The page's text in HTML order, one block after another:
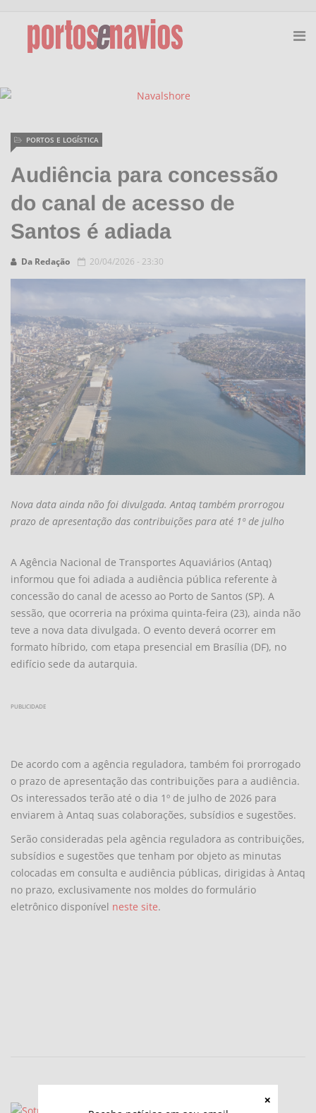
Audiência para concessão
do canal de acesso de
Santos é adiada
Da Redação
PORTOS E LOGÍSTICA
20/04/2026 - 23:30
Nova data ainda não foi divulgada. Antaq também prorrogou
prazo de apresentação das contribuições para até 1º de julho
A Agência Nacional de Transportes Aquaviários (Antaq)
informou que foi adiada a audiência pública referente à
concessão do canal de acesso ao Porto de Santos (SP). A
sessão, que ocorreria na próxima quinta-feira (23), ainda não
teve a nova data divulgada. O evento deverá ocorrer em
formato híbrido, com etapa presencial em Brasília (DF), no
edifício sede da autarquia.
PUBLICIDADE
De acordo com a agência reguladora, também foi prorrogado
o prazo de apresentação das contribuições para a audiência.
Os interessados terão até o dia 1º de julho de 2026 para
enviarem à Antaq suas colaborações, subsídios e sugestões.
Serão consideradas pela agência reguladora as contribuições,
subsídios e sugestões que tenham por objeto as minutas
colocadas em consulta e audiência públicas, dirigidas à Antaq
no prazo, exclusivamente nos moldes do formulário
eletrônico disponível neste site.